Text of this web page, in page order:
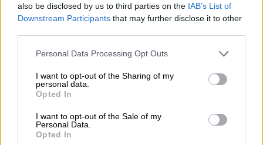
also be disclosed by us to third parties on the IAB’s List of
Downstream Participants that may further disclose it to other
Please note that this website/app uses one or more Google
not limited to your visit or usage behaviour. You may click to
grant or deny consent to Google and its third-party tags to
use your data for below specified purposes in below Google
consent section.
Personal Data Processing Opt Outs
I want to opt-out of the Sharing of my
personal data.
Opted In
I want to opt-out of the Sale of my
Personal Data.
Opted In
Έως σήμερα δεν υφίσταται ειδική
διαδικασία για πολιτικά πρόσωπα και
ακολουθείται η συνήθης διαδικασία.
Αποδείχθηκε ότι θα πρέπει να υπάρχουν
ειδικές ασφαλιστικές δικλείδες. Τίθεται με
το νομοσχέδιο ένα τριπλό φίλτρο
εγγυήσεων: α) τη διαδικασία επισπεύδει
μόνο η ΕΥΠ, β) θα πρέπει να δώσει άδεια ο
Πρόεδρος της Βουλής πριν την διπλή